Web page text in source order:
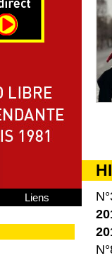
Liens